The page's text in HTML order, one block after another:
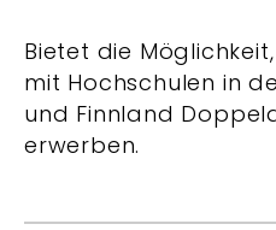
Bietet die
mit Hochschulen in
und Finnland
erwerben.